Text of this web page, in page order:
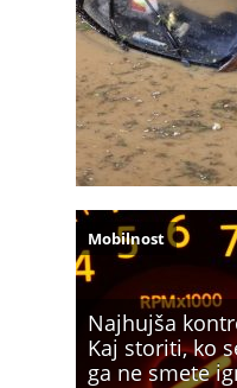
Najhujša
Kaj storiti, ko
ga ne smete
Mobilnost